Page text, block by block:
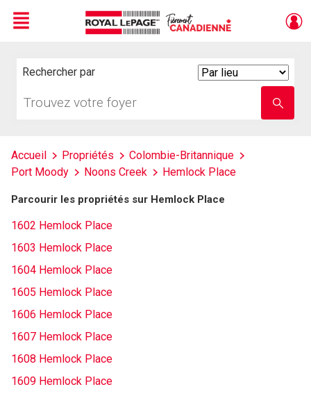
Menu
Rechercher par
votre
nom
Accueil Propriétés
Colombie-Britannique
Port Moody
Noons Creek Hemlock Place
Parcourir les propriétés sur Hemlock Place
1602 Hemlock Place
1603 Hemlock Place
1604 Hemlock Place
1605 Hemlock Place
1606 Hemlock Place
1607 Hemlock Place
1608 Hemlock Place
1609 Hemlock Place